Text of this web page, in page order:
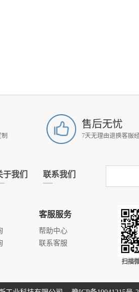
售后无忧
于我们 联系我们
客服服务
帮助中心
联系客服
扫描